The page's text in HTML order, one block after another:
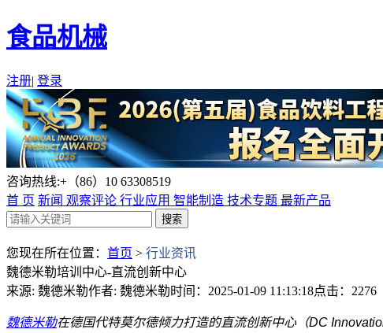
食品机械
注册| 登录
咨询热线:+（86）10 63308519
首 页 新闻 观察评论 行业应用 智能制造 技术专题 最新产品
您现在所在位置： 首页 > 行业资讯
魏德米勒培训中心-直流创新中心
来源: 魏德米勒作者: 魏德米勒时间：2025-01-09 11:13:18点击：2276
魏德米勒在德国代特莫尔德倾力打造的直流创新中心（DC